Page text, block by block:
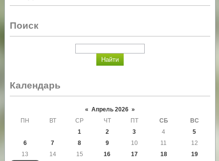
Поиск
Календарь
« Апрель 2026 »
ПН
ВТ СР ЧТ ПТ СБ
ВС
1
2 3 4
5
6
7 8 9 10 11
12
13
14 15 16 17 18
19